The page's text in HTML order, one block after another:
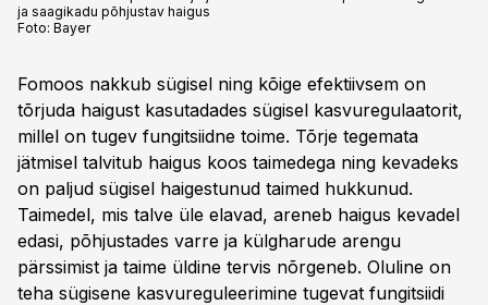
ja saagikadu põhjustav haigus
Foto: Bayer
Fomoos nakkub sügisel ning kõige efektiivsem on
tõrjuda haigust kasutadades sügisel kasvuregulaatorit,
millel on tugev fungitsiidne toime. Tõrje tegemata
jätmisel talvitub haigus koos taimedega ning kevadeks
on paljud sügisel haigestunud taimed hukkunud.
Taimedel, mis talve üle elavad, areneb haigus kevadel
edasi, põhjustades varre ja külgharude arengu
pärssimist ja taime üldine tervis nõrgeneb. Oluline on
teha sügisene kasvureguleerimine tugevat fungitsiidi